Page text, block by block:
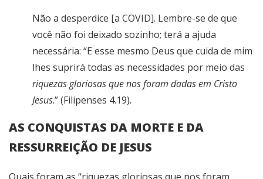
Não a desperdice [a COVID]. Lembre-se de que
você não foi deixado sozinho; terá a ajuda
necessária: “E esse mesmo Deus que cuida de mim
lhes suprirá todas as necessidades por meio das
riquezas gloriosas que nos foram dadas em Cristo
Jesus.” (Filipenses 4.19).
AS CONQUISTAS DA MORTE E DA
RESSURREIÇÃO DE JESUS